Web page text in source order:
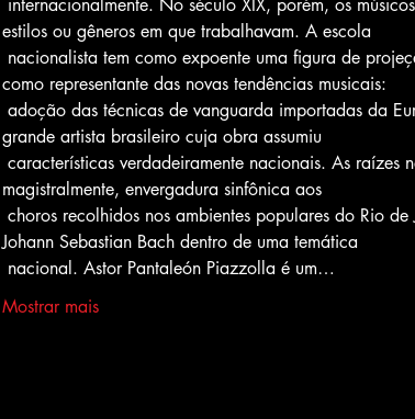
estilos ou gêneros em que trabalhavam. A escola
como representante das novas tendências musicais:
grande artista brasileiro cuja obra assumiu
magistralmente, envergadura sinfônica aos
Johann Sebastian Bach dentro de uma temática
nacional. Astor Pantaleón Piazzolla é um…
Mostrar mais